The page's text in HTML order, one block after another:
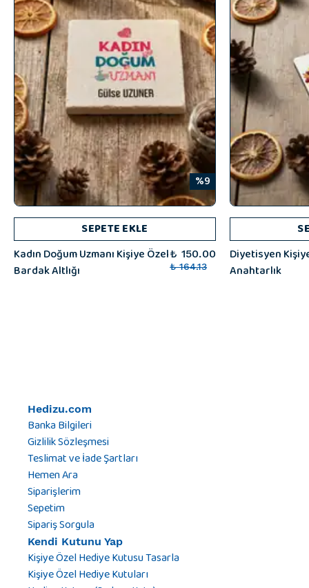
%9
SEPETE EKLE
Kadın Doğum Uzmanı Kişiye Özel
Bardak Altlığı
₺ 150.00
₺ 164.13
Diyetisyen
Anahtarlık
Hedizu.com
Banka Bilgileri
Gizlilik Sözleşmesi
Teslimat ve İade Şartları
Hemen Ara
Siparişlerim
Sepetim
Sipariş Sorgula
Kendi Kutunu Yap
Kişiye Özel Hediye Kutusu Tasarla
Kişiye Özel Hediye Kutuları